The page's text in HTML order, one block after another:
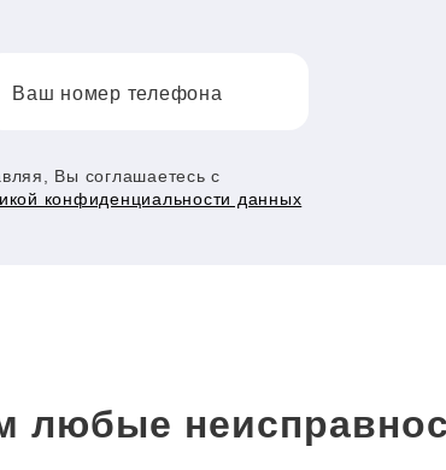
Ваш номер телефона
Вы соглашаетесь с
конфиденциальности данных
любые